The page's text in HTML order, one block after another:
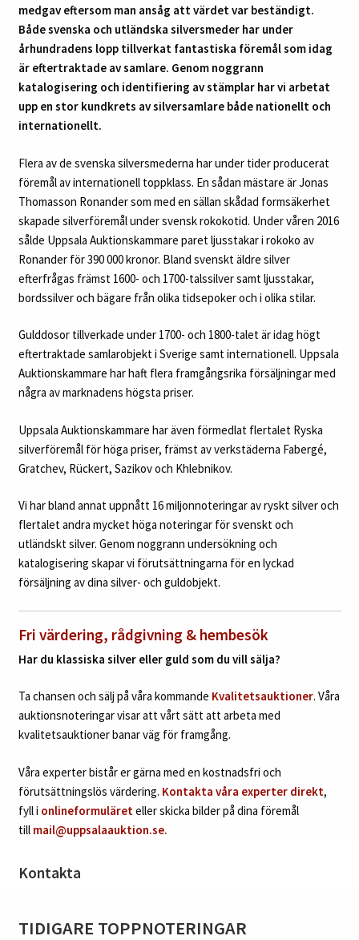
medgav eftersom man ansåg att värdet var beständigt.
Både svenska och utländska silversmeder har under
århundradens lopp tillverkat fantastiska föremål som idag
är eftertraktade av samlare. Genom noggrann
katalogisering och identifiering av stämplar har vi arbetat
upp en stor kundkrets av silversamlare både nationellt och
internationellt.
Flera av de svenska silversmederna har under tider producerat
föremål av internationell toppklass. En sådan mästare är Jonas
Thomasson Ronander som med en sällan skådad formsäkerhet
skapade silverföremål under svensk rokokotid. Under våren 2016
sålde Uppsala Auktionskammare paret ljusstakar i rokoko av
Ronander för 390 000 kronor. Bland svenskt äldre silver
efterfrågas främst 1600- och 1700-talssilver samt ljusstakar,
bordssilver och bägare från olika tidsepoker och i olika stilar.
Gulddosor tillverkade under 1700- och 1800-talet är idag högt
eftertraktade samlarobjekt i Sverige samt internationell. Uppsala
Auktionskammare har haft flera framgångsrika försäljningar med
några av marknadens högsta priser.
Uppsala Auktionskammare har även förmedlat flertalet Ryska
silverföremål för höga priser, främst av verkstäderna Fabergé,
Gratchev, Rückert, Sazikov och Khlebnikov.
Vi har bland annat uppnått 16 miljonnoteringar av ryskt silver och
flertalet andra mycket höga noteringar för svenskt och
utländskt silver. Genom noggrann undersökning och
katalogisering skapar vi förutsättningarna för en lyckad
försäljning av dina silver- och guldobjekt.
Fri värdering, rådgivning & hembesök
Har du klassiska silver eller guld som du vill sälja?
Ta chansen och sälj på våra kommande Kvalitetsauktioner. Våra
auktionsnoteringar visar att vårt sätt att arbeta med
kvalitetsauktioner banar väg för framgång.
Våra experter bistår er gärna med en kostnadsfri och
förutsättningslös värdering. Kontakta våra experter direkt,
fyll i onlineformuläreteller skicka bilder på dina föremål
till mail@uppsalaauktion.se.
Kontakta
TIDIGARE TOPPNOTERINGAR